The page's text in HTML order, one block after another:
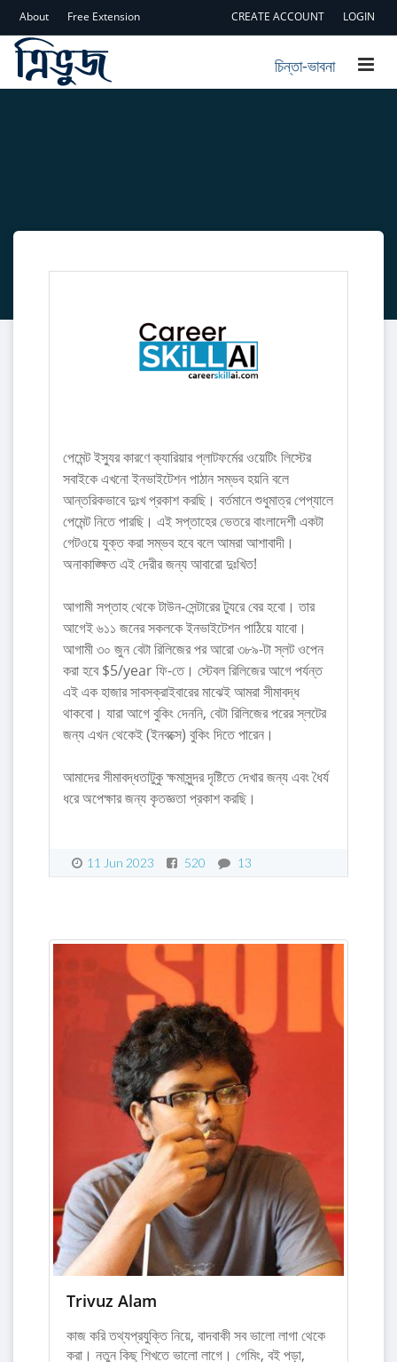
CREATE ACCOUNT LOGIN
About Free Extension
চিন্তা-ভাবনা
পেমেন্ট ইস্যুর কারণে ক্যারিয়ার প্লাটফর্মের ওয়েটিং লিস্টের
সবাইকে এখনো ইনভাইটেশন পাঠান সম্ভব হয়নি বলে
আন্তরিকভাবে দুঃখ প্রকাশ করছি। বর্তমানে শুধুমাত্র পেপ্যালে
পেমেন্ট নিতে পারছি। এই সপ্তাহের ভেতরে বাংলাদেশী একটা
গেটওয়ে যুক্ত করা সম্ভব হবে বলে আমরা আশাবাদী।
অনাকাঙ্ক্ষিত এই দেরীর জন্য আবারো দুঃখিত!
আগামী সপ্তাহ থেকে টাউন-সেন্টারের ট্যুরে বের হবো। তার
আগেই ৬১১ জনের সকলকে ইনভাইটেশন পাঠিয়ে যাবো।
আগামী ৩০ জুন বেটা রিলিজের পর আরো ৩৮৯-টা স্লট ওপেন
করা হবে $5/year ফি-তে। স্টেবল রিলিজের আগে পর্যন্ত
এই এক হাজার সাবসক্রাইবারের মাঝেই আমরা সীমাবদ্ধ
থাকবো। যারা আগে বুকিং দেননি, বেটা রিলিজের পরের স্লটের
জন্য এখন থেকেই (ইনবক্সে) বুকিং দিতে পারেন।
আমাদের সীমাবদ্ধতাটুকু ক্ষমাসুন্দর দৃষ্টিতে দেখার জন্য এবং ধৈর্য
ধরে অপেক্ষার জন্য কৃতজ্ঞতা প্রকাশ করছি।
11 Jun 2023 520 13
Trivuz Alam
কাজ করি তথ্যপ্রযুক্তি নিয়ে, বাদবাকী সব ভালো লাগা থেকে
করা। নতুন কিছু শিখতে ভালো লাগে। গেমিং, বই পড়া,